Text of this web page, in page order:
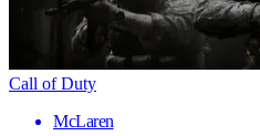
Call of Duty
McLaren